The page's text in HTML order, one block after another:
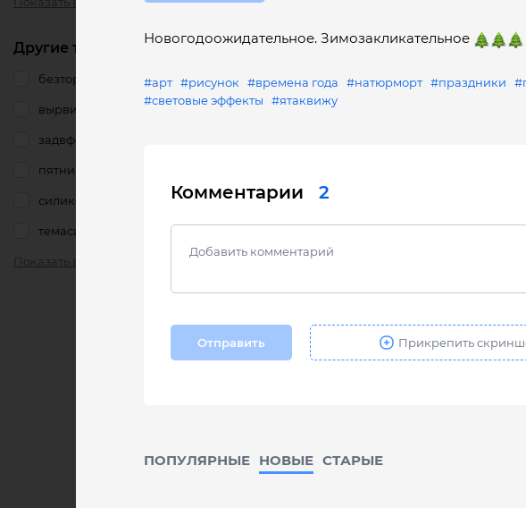
Другие тэги
безтормозов
вырвиглаз
задвфокусе
пятница
силикон
темасисек
Показать все
Новогодоожидательное. Зимозакликательное
#арт #рисунок #времена года #натюрморт #праздники
#световые эффекты
#ятаквижу
Комментарии 2
Отправить
ПОПУЛЯРНЫЕ НОВЫЕ CТАРЫЕ